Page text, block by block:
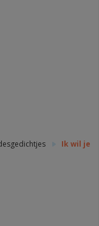
Ik wil je